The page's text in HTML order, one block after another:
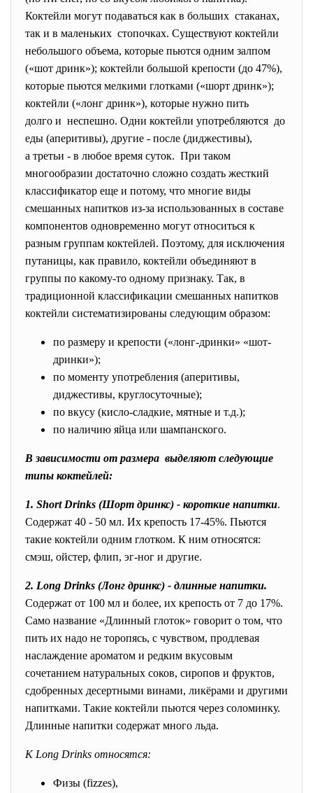
Коктейли могут подаваться как в больших стаканах,
так и в маленьких стопочках. Существуют коктейли
небольшого объема, которые пьются одним залпом
(«шот дринк»); коктейли большой крепости (до 47%),
которые пьются мелкими глотками («шорт дринк»);
коктейли («лонг дринк»), которые нужно пить
долго и неспешно. Одни коктейли употребляются до
еды (аперитивы), другие - после (диджестивы),
а третьи - в любое время суток. При таком
многообразии достаточно сложно создать жесткий
классификатор еще и потому, что многие виды
смешанных напитков из-за использованных в составе
компонентов одновременно могут относиться к
разным группам коктейлей. Поэтому, для исключения
путаницы, как правило, коктейли объединяют в
группы по какому-то одному признаку. Так, в
традиционной классификации смешанных напитков
коктейли систематизированы следующим образом:
по размеру и крепости («лонг-дринки» «шот-
дринки»);
по моменту употребления (аперитивы,
диджестивы, круглосуточные);
по вкусу (кисло-сладкие, мятные и т.д.);
по наличию яйца или шампанского.
В зависимости от размера выделяют следующие
типы коктейлей:
1. Short Drinks (Шорт дринкс) - короткие напитки.
Содержат 40 - 50 мл. Их крепость 17-45%. Пьются
такие коктейли одним глотком. К ним относятся:
смэш, ойстер, флип, эг-ног и другие.
2. Long Drinks (Лонг дринкс) - длинные напитки.
Содержат от 100 мл и более, их крепость от 7 до 17%.
Само название «Длинный глоток» говорит о том, что
пить их надо не торопясь, с чувством, продлевая
наслаждение ароматом и редким вкусовым
сочетанием натуральных соков, сиропов и фруктов,
сдобренных десертными винами, ликёрами и другими
напитками. Такие коктейли пьются через соломинку.
Длинные напитки содержат много льда.
К Long Drinks относятся:
Физы (fizzes),